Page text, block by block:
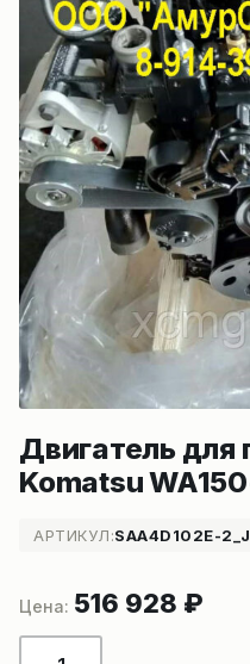
Двигатель для
Komatsu
АРТИКУЛ:SAA4D102E-
516 928 ₽